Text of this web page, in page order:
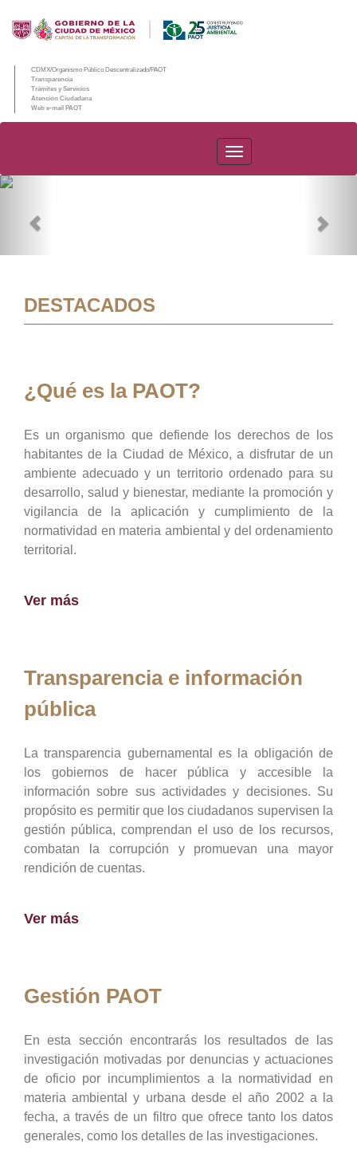
CDMX/Organismo Público Descentralizado/PAOT
Transparencia
Trámites y Servicios
Atención Ciudadana
Web e-mail PAOT
PAOT
DESTACADOS
¿Qué es la PAOT?
Es un organismo que defiende los derechos de los
habitantes de la Ciudad de México, a disfrutar de un
ambiente adecuado y un territorio ordenado para su
desarrollo, salud y bienestar, mediante la promoción y
vigilancia de la aplicación y cumplimiento de la
normatividad en materia ambiental y del ordenamiento
territorial.
Ver más
Transparencia e información
pública
La transparencia gubernamental es la obligación de
los gobiernos de hacer pública y accesible la
información sobre sus actividades y decisiones. Su
propósito es permitir que los ciudadanos supervisen la
gestión pública, comprendan el uso de los recursos,
combatan la corrupción y promuevan una mayor
rendición de cuentas.
Ver más
Gestión PAOT
En esta sección encontrarás los resultados de las
investigación motivadas por denuncias y actuaciones
de oficio por incumplimientos a la normatividad en
materia ambiental y urbana desde el año 2002 a la
fecha, a través de un filtro que ofrece tanto los datos
generales, como los detalles de las investigaciones.